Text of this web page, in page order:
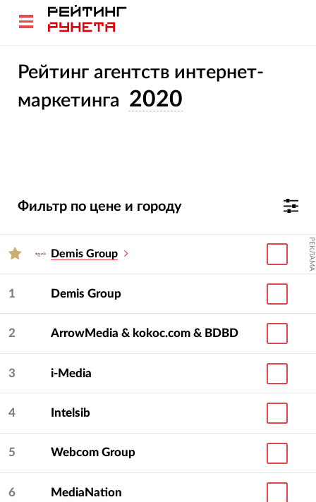
Рейтинг агентств интернет-
маркетинга 2020
Фильтр по цене и городу
Demis Group РЕКЛАМА
1 Demis Group
2 ArrowMedia & kokoc.com & BDBD
3 i-Media
4 Intelsib
5 Webcom Group
6 MediaNation